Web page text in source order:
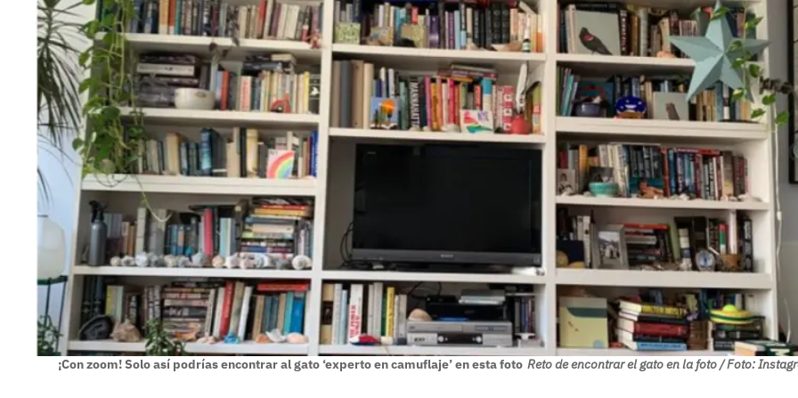
¡Con zoom! Solo así podrías encontrar al gato ‘experto en camuflaje’ en esta foto Reto de encontrar el gato en la foto / Foto: